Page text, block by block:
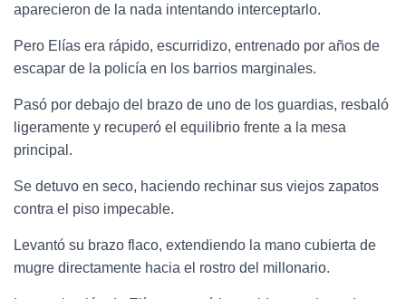
aparecieron de la nada intentando interceptarlo.
Pero Elías era rápido, escurridizo, entrenado por años de
escapar de la policía en los barrios marginales.
Pasó por debajo del brazo de uno de los guardias, resbaló
ligeramente y recuperó el equilibrio frente a la mesa
principal.
Se detuvo en seco, haciendo rechinar sus viejos zapatos
contra el piso impecable.
Levantó su brazo flaco, extendiendo la mano cubierta de
mugre directamente hacia el rostro del millonario.